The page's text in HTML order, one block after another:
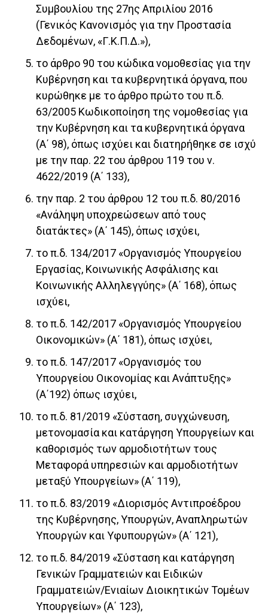
Συμβουλίου της 27ης Απριλίου 2016
(Γενικός Κανονισμός για την Προστασία
Δεδομένων, «Γ.Κ.Π.Δ.»),
το άρθρο 90 του κώδικα νομοθεσίας για την
Κυβέρνηση και τα κυβερνητικά όργανα, που
κυρώθηκε με το άρθρο πρώτο του π.δ.
63/2005 Κωδικοποίηση της νομοθεσίας για
την Κυβέρνηση και τα κυβερνητικά όργανα
(Α΄ 98), όπως ισχύει και διατηρήθηκε σε ισχύ
με την παρ. 22 του άρθρου 119 του ν.
4622/2019 (Α΄ 133),
την παρ. 2 του άρθρου 12 του π.δ. 80/2016
«Ανάληψη υποχρεώσεων από τους
διατάκτες» (Α΄ 145), όπως ισχύει,
το π.δ. 134/2017 «Οργανισμός Υπουργείου
Εργασίας, Κοινωνικής Ασφάλισης και
Κοινωνικής Αλληλεγγύης» (Α΄ 168), όπως
ισχύει,
το π.δ. 142/2017 «Οργανισμός Υπουργείου
Οικονομικών» (Α΄ 181), όπως ισχύει,
το π.δ. 147/2017 «Οργανισμός του
Υπουργείου Οικονομίας και Ανάπτυξης»
(Α΄192) όπως ισχύει,
το π.δ. 81/2019 «Σύσταση, συγχώνευση,
μετονομασία και κατάργηση Υπουργείων και
καθορισμός των αρμοδιοτήτων τους
Μεταφορά υπηρεσιών και αρμοδιοτήτων
μεταξύ Υπουργείων» (Α΄ 119),
το π.δ. 83/2019 «Διορισμός Αντιπροέδρου
της Κυβέρνησης, Υπουργών, Αναπληρωτών
Υπουργών και Υφυπουργών» (Α΄ 121),
το π.δ. 84/2019 «Σύσταση και κατάργηση
Γενικών Γραμματειών και Ειδικών
Γραμματειών/Ενιαίων Διοικητικών Τομέων
Υπουργείων» (Α΄ 123),